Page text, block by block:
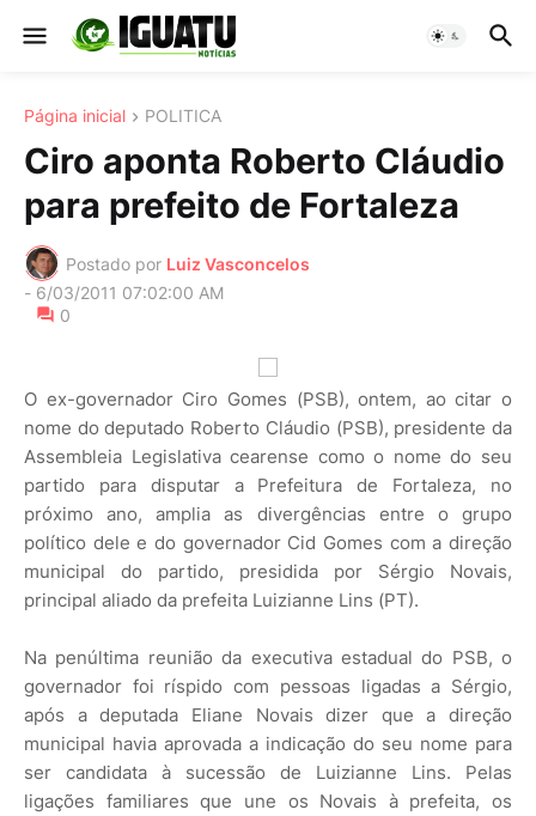
Página inicial POLITICA
Ciro aponta Roberto Cláudio
para prefeito de Fortaleza
Postado por Luiz Vasconcelos
- 6/03/2011 07:02:00 AM
0
O ex-governador Ciro Gomes (PSB), ontem, ao citar o
nome do deputado Roberto Cláudio (PSB), presidente da
Assembleia Legislativa cearense como o nome do seu
partido para disputar a Prefeitura de Fortaleza, no
próximo ano, amplia as divergências entre o grupo
político dele e do governador Cid Gomes com a direção
municipal do partido, presidida por Sérgio Novais,
principal aliado da prefeita Luizianne Lins (PT).
Na penúltima reunião da executiva estadual do PSB, o
governador foi ríspido com pessoas ligadas a Sérgio,
após a deputada Eliane Novais dizer que a direção
municipal havia aprovada a indicação do seu nome para
ser candidata à sucessão de Luizianne Lins. Pelas
ligações familiares que une os Novais à prefeita, os